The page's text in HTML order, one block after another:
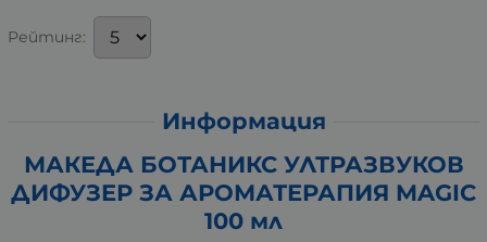
Рейтинг:
Информация
МАКЕДА БОТАНИКС УЛТРАЗВУКОВ
ДИФУЗЕР ЗА АРОМАТЕРАПИЯ MAGIC
100 мл